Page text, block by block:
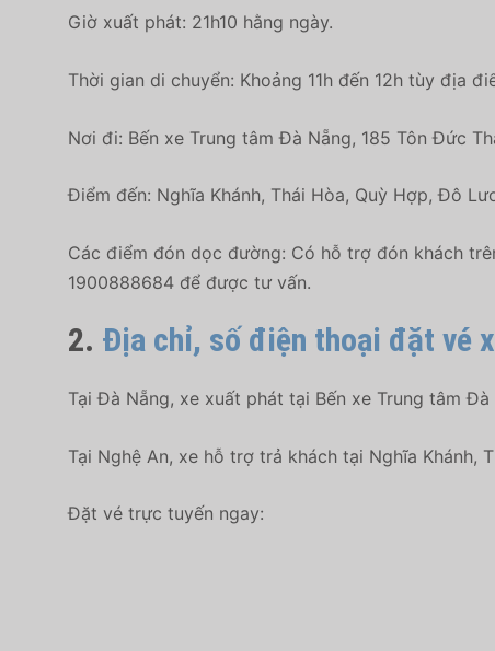
Giờ xuất phát: 21h10 hằng ngày.
Thời gian di chuyển: Khoảng 11h đến 12h tùy địa
Nơi đi: Bến xe Trung tâm Đà Nẵng, 185 Tôn Đức
Điểm đến: Nghĩa Khánh, Thái Hòa, Quỳ Hợp, Đô
Các điểm đón dọc đường: Có hỗ trợ đón khách
1900888684 để được tư vấn.
2. Địa chỉ, số điện thoại đặt vé
Tại Đà Nẵng, xe xuất phát tại Bến xe Trung tâm
Tại Nghệ An, xe hỗ trợ trả khách tại Nghĩa Khánh,
Đặt vé trực tuyến ngay: